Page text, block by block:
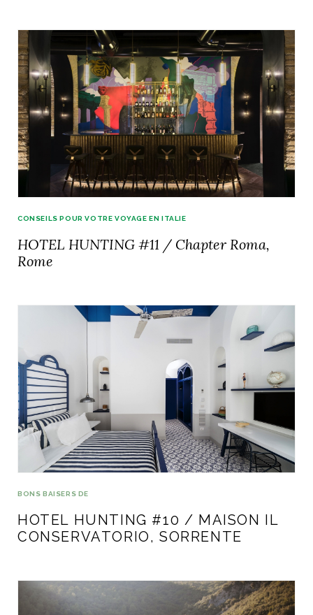
CONSEILS POUR VOTRE VOYAGE EN ITALIE
HOTEL HUNTING #11 / Chapter Roma,
Rome
BONS BAISERS DE
HOTEL HUNTING #10 / MAISON IL
CONSERVATORIO, SORRENTE